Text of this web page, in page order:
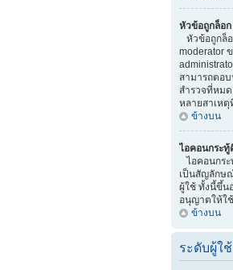
หัวข้อถูกล็อก
หัวข้อถูกล็
moderator
สามารถตอ
สำรวจที่หม
หลายสาเห
ข้างบน
ไอคอนกระทู้
ไอคอนกระ
เป็นสัญลักษ
ผู้ใช้ ทั้งนี้ขึ้น
อนุญาตให้ใ
ข้างบน
ระดับผู้ใ